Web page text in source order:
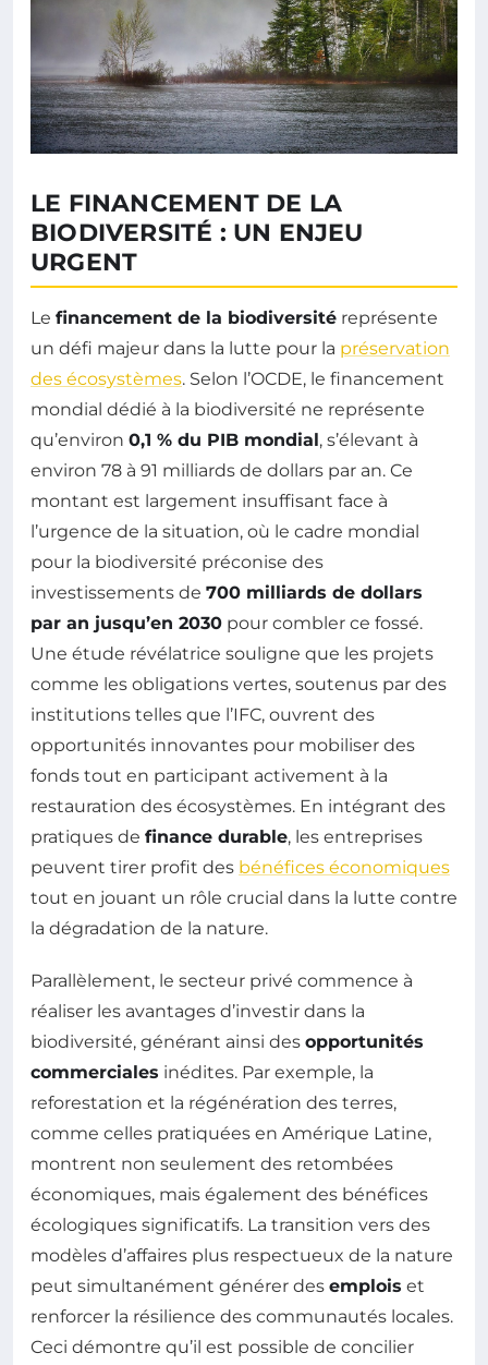
LE FINANCEMENT DE LA
BIODIVERSITÉ : UN ENJEU
URGENT
Le financement de la biodiversité représente
un défi majeur dans la lutte pour la préservation
des écosystèmes. Selon l’OCDE, le financement
mondial dédié à la biodiversité ne représente
qu’environ 0,1 % du PIB mondial, s’élevant à
environ 78 à 91 milliards de dollars par an. Ce
montant est largement insuffisant face à
l’urgence de la situation, où le cadre mondial
pour la biodiversité préconise des
investissements de 700 milliards de dollars
par an jusqu’en 2030 pour combler ce fossé.
Une étude révélatrice souligne que les projets
comme les obligations vertes, soutenus par des
institutions telles que l’IFC, ouvrent des
opportunités innovantes pour mobiliser des
fonds tout en participant activement à la
restauration des écosystèmes. En intégrant des
pratiques de finance durable, les entreprises
peuvent tirer profit des bénéfices économiques
tout en jouant un rôle crucial dans la lutte contre
la dégradation de la nature.
Parallèlement, le secteur privé commence à
réaliser les avantages d’investir dans la
biodiversité, générant ainsi des opportunités
commerciales inédites. Par exemple, la
reforestation et la régénération des terres,
comme celles pratiquées en Amérique Latine,
montrent non seulement des retombées
économiques, mais également des bénéfices
écologiques significatifs. La transition vers des
modèles d’affaires plus respectueux de la nature
peut simultanément générer des emplois et
renforcer la résilience des communautés locales.
Ceci démontre qu’il est possible de concilier